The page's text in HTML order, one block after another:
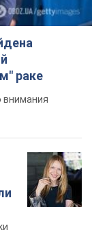
раке
внимания